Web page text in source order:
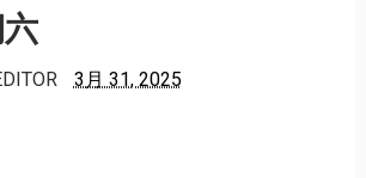
3月 31, 2025